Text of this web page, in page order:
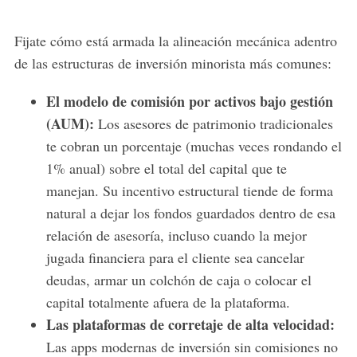
Fijate cómo está armada la alineación mecánica adentro
de las estructuras de inversión minorista más comunes:
El modelo de comisión por activos bajo gestión
(AUM): Los asesores de patrimonio tradicionales
te cobran un porcentaje (muchas veces rondando el
1% anual) sobre el total del capital que te
manejan. Su incentivo estructural tiende de forma
natural a dejar los fondos guardados dentro de esa
relación de asesoría, incluso cuando la mejor
jugada financiera para el cliente sea cancelar
deudas, armar un colchón de caja o colocar el
capital totalmente afuera de la plataforma.
Las plataformas de corretaje de alta velocidad:
Las apps modernas de inversión sin comisiones no